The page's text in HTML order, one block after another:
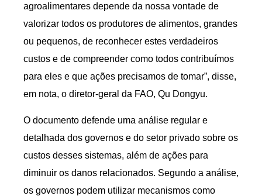
agroalimentares depende da nossa vontade de
valorizar todos os produtores de alimentos, grandes
ou pequenos, de reconhecer estes verdadeiros
custos e de compreender como todos contribuímos
para eles e que ações precisamos de tomar”, disse,
em nota, o diretor-geral da FAO, Qu Dongyu.
O documento defende uma análise regular e
detalhada dos governos e do setor privado sobre os
custos desses sistemas, além de ações para
diminuir os danos relacionados. Segundo a análise,
os governos podem utilizar mecanismos como